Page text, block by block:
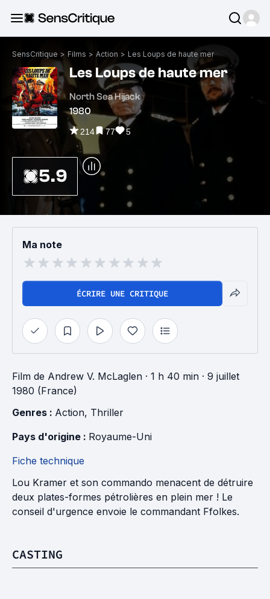
SensCritique > Films > Action > Les Loups de haute mer
Les Loups de haute mer
North Sea Hijack
1980
214 77 5
5.9
Ma note
ÉCRIRE UNE CRITIQUE
Film de Andrew V. McLaglen · 1 h 40 min · 9 juillet
1980 (France)
Genres : Action, Thriller
Pays d'origine : Royaume-Uni
Fiche technique
Lou Kramer et son commando menacent de détruire
deux plates-formes pétrolières en plein mer ! Le
conseil d'urgence envoie le commandant Ffolkes.
CASTING